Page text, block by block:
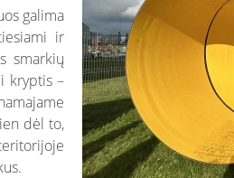
galima
ir
smarkių
kryptis –
dėl to,